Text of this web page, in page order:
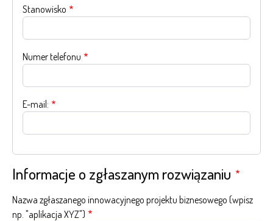
Stanowisko
Numer telefonu
E-mail:
Informacje o zgłaszanym rozwiązaniu
Nazwa zgłaszanego innowacyjnego projektu biznesowego (wpisz
np. "aplikacja XYZ")